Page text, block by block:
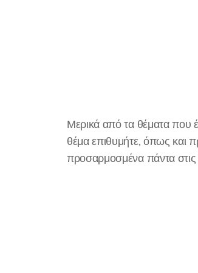
Μερικά από τα θέματα που
θέμα επιθυμήτε, όπως και
προσαρμοσμένα πάντα